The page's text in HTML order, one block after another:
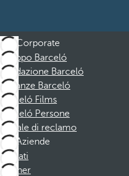
Corporate
Gruppo Barceló
Fondazione Barceló
Vacanze Barceló
Barceló Films
Barceló Persone
Canale di reclamo
Aziende
Affiliati
Partner